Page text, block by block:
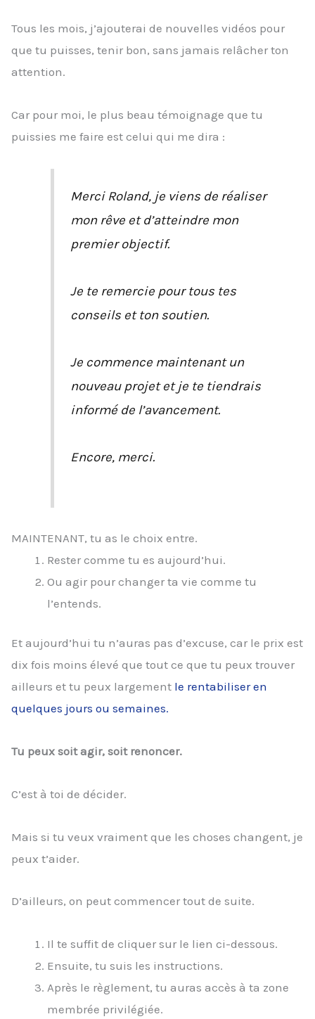
Tous les mois, j’ajouterai de nouvelles vidéos pour
que tu puisses, tenir bon, sans jamais relâcher ton
attention.
Car pour moi, le plus beau témoignage que tu
puissies me faire est celui qui me dira :
Merci Roland, je viens de réaliser
mon rêve et d’atteindre mon
premier objectif.
Je te remercie pour tous tes
conseils et ton soutien.
Je commence maintenant un
nouveau projet et je te tiendrais
informé de l’avancement.
Encore, merci.
MAINTENANT, tu as le choix entre.
Rester comme tu es aujourd’hui.
Ou agir pour changer ta vie comme tu
l’entends.
Et aujourd’hui tu n’auras pas d’excuse, car le prix est
dix fois moins élevé que tout ce que tu peux trouver
ailleurs et tu peux largement le rentabiliser en
quelques jours ou semaines.
Tu peux soit agir, soit renoncer.
C’est à toi de décider.
Mais si tu veux vraiment que les choses changent, je
peux t’aider.
D’ailleurs, on peut commencer tout de suite.
Il te suffit de cliquer sur le lien ci-dessous.
Ensuite, tu suis les instructions.
Après le règlement, tu auras accès à ta zone
membrée privilégiée.